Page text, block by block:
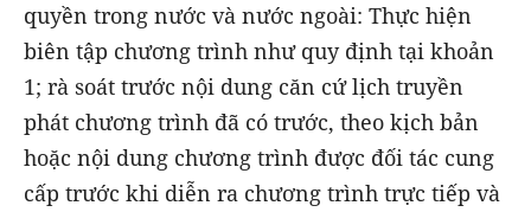
quyền trong nước và nước ngoài: Thực hiện
biên tập chương trình như quy định tại khoản
1; rà soát trước nội dung căn cứ lịch truyền
phát chương trình đã có trước, theo kịch bản
hoặc nội dung chương trình được đối tác cung
cấp trước khi diễn ra chương trình trực tiếp và